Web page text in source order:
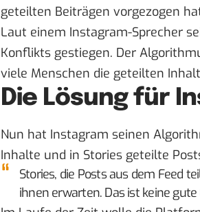
geteilten Beiträgen vorgezogen
Laut einem Instagram-Sprecher
Konflikts gestiegen. Der
viele Menschen die geteilten
Die Lösung für
Nun hat Instagram seinen
Inhalte und in Stories geteilte
Stories, die Posts aus dem Feed
ihnen erwarten. Das ist keine